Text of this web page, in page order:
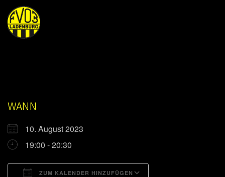
WANN
10. August 2023
19:00 - 20:30
ZUM KALENDER HINZUFÜGEN